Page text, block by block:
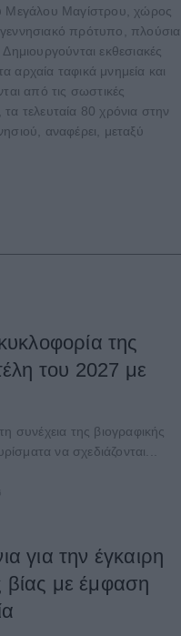
Μεγάλου Μαγίστρου, χώρος
πρότυπο, πλούσια
εκθεσιακές
αρχαία ταφικά μνημεία και
από τις σωστικές
τελευταία 80 χρόνια στην
αναφέρει, μεταξύ
της
του 2027 με
της βιογραφικής
να σχεδιάζονται...
για την έγκαιρη
βίας με έμφαση